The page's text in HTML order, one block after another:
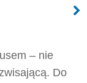
– nie
Do